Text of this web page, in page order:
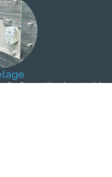
d'exposition à proximité